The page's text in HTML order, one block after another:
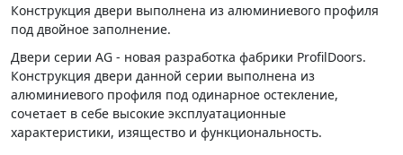
Конструкция двери выполнена из алюминиевого профиля
под двойное заполнение.
Двери серии AG - новая разработка фабрики ProfilDoors.
Конструкция двери данной серии выполнена из
алюминиевого профиля под одинарное остекление,
сочетает в себе высокие эксплуатационные
характеристики, изящество и функциональность.